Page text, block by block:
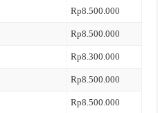
Rp8.500.000
Rp8.500.000
Rp8.300.000
Rp8.500.000
Rp8.500.000